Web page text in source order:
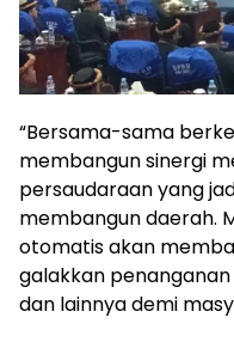
“Bersama-sama
membangun sinergi
persaudaraan yang
membangun daerah.
otomatis akan
galakkan
dan lainnya demi